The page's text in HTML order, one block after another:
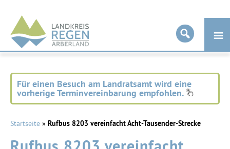
Landkreis
Regen
Für einen Besuch am Landratsamt wird eine
vorherige Terminvereinbarung empfohlen.
Startseite » Rufbus 8203 vereinfacht Acht-Tausender-Strecke